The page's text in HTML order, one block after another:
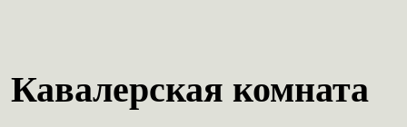
Кавалерская комната